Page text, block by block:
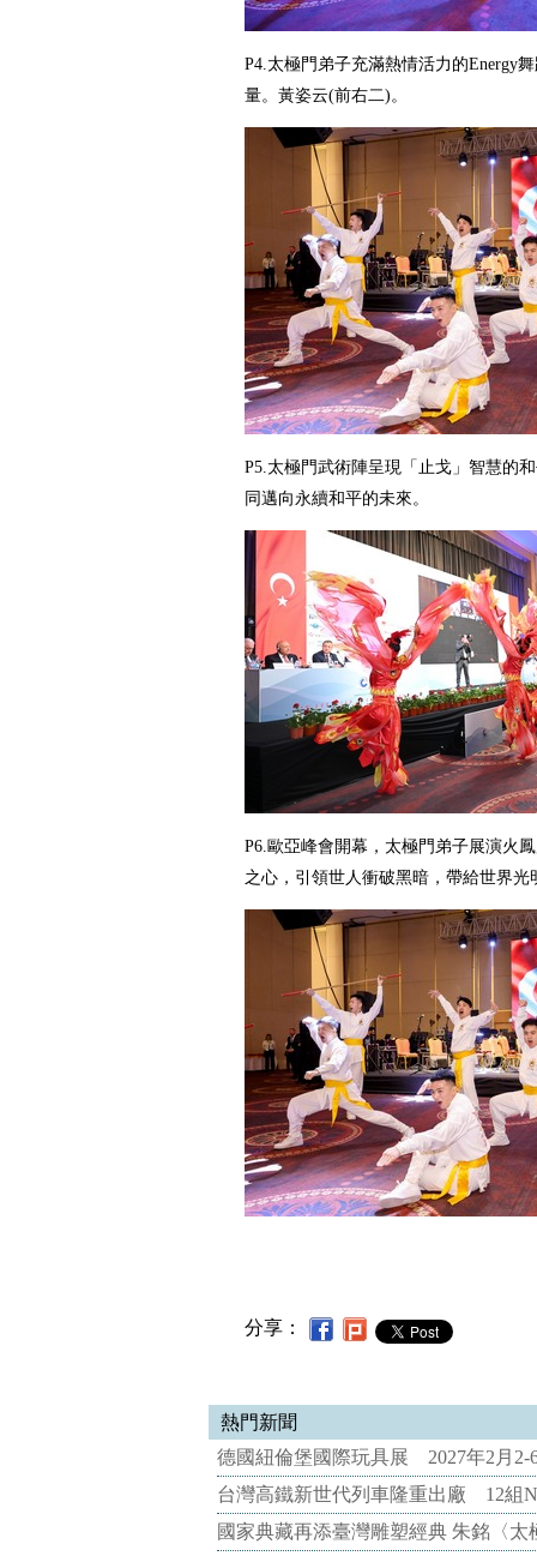
P4. 太極門弟子充滿熱情活力的Energy
量。黃姿云(前右二)。
P5.太極門武術陣呈現「止戈」智慧的
同邁向永續和平的未來。
P6. 歐亞峰會開幕，太極門弟子展演火
之心，引領世人衝破黑暗，帶給世界光
分享：
熱門新聞
德國紐倫堡國際玩具展 2027年2月2-
台灣高鐵新世代列車隆重出廠 12組
國家典藏再添臺灣雕塑經典 朱銘〈